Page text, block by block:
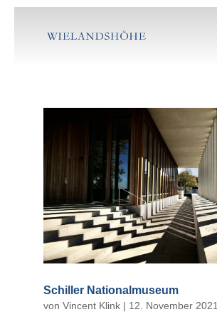
Schiller Nationalmuseum
von Vincent Klink| 12. November 2021